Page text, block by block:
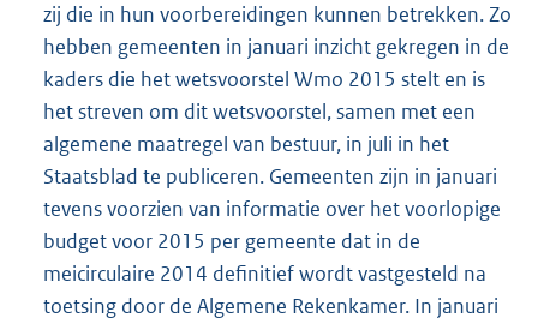
zij die in hun voorbereidingen kunnen betrekken. Zo
hebben gemeenten in januari inzicht gekregen in de
kaders die het wetsvoorstel Wmo 2015 stelt en is
het streven om dit wetsvoorstel, samen met een
algemene maatregel van bestuur, in juli in het
Staatsblad te publiceren. Gemeenten zijn in januari
tevens voorzien van informatie over het voorlopige
budget voor 2015 per gemeente dat in de
meicirculaire 2014 definitief wordt vastgesteld na
toetsing door de Algemene Rekenkamer. In januari